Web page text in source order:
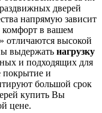
дверей
напрямую зависит
комфорт в вашем
» отличаются высокой
выдержать нагрузку
и подходящих для
покрытие и
большой срок
купить Вы
цене.